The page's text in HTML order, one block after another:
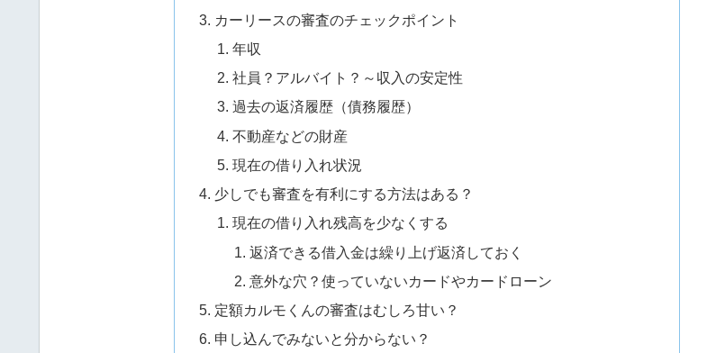
カーリースの審査のチェックポイント
年収
社員？アルバイト？～収入の安定性
過去の返済履歴（債務履歴）
不動産などの財産
現在の借り入れ状況
少しでも審査を有利にする方法はある？
現在の借り入れ残高を少なくする
返済できる借入金は繰り上げ返済しておく
意外な穴？使っていないカードやカードローン
定額カルモくんの審査はむしろ甘い？
申し込んでみないと分からない？